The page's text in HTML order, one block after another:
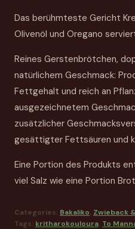
Das berühmteste Gericht
Olivenöl und Oregano
Reines Gerstenbrötchen,
natürlichem Geschmack:
Fettgehalt und reich an
ausgezeichnetem
zusätzlicher
gesättigter Fettsäuren und
Eine Portion des Produkts
viel Salz wie eine Portion
Categories: Bakaliko, Zwieback
Tags: kritharokouloura, To